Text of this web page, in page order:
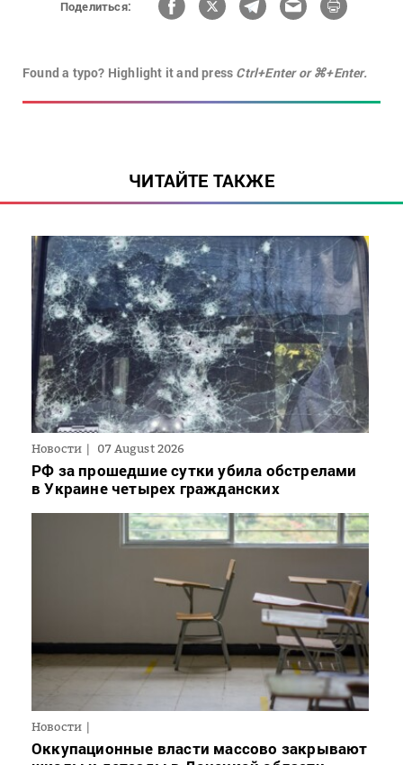
Поделиться:
Found a typo? Highlight it and press Ctrl+Enter or ⌘+Enter.
ЧИТАЙТЕ ТАКЖЕ
Новости 07 August 2026
РФ за прошедшие сутки убила обстрелами
в Украине четырех гражданских
Новости
Оккупационные власти массово закрывают